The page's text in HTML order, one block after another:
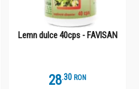
Lemn dulce 40cps - FAVISAN
28.3 RON